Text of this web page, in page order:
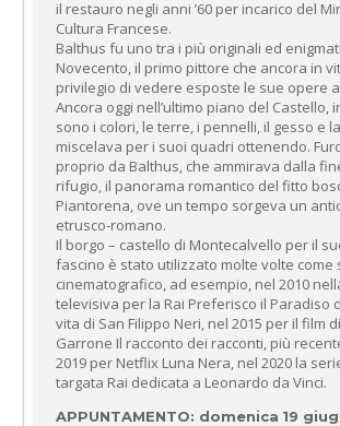
il restauro negli anni ’60 per incarico del
Cultura Francese.
Balthus fu uno tra i più originali ed
Novecento, il primo pittore che ancora in
privilegio di vedere esposte le sue opere
Ancora oggi nell’ultimo piano del Castello,
sono i colori, le terre, i pennelli, il gesso e
miscelava per i suoi quadri ottenendo.
proprio da Balthus, che ammirava dalla
rifugio, il panorama romantico del fitto
Piantorena, ove un tempo sorgeva un
etrusco-romano.
Il borgo – castello di Montecalvello per il
fascino è stato utilizzato molte volte come
cinematografico, ad esempio, nel 2010
televisiva per la Rai Preferisco il Paradiso
vita di San Filippo Neri, nel 2015 per il film
Garrone Il racconto dei racconti, più
2019 per Netflix Luna Nera, nel 2020 la
targata Rai dedicata a Leonardo da Vinci.
APPUNTAMENTO: domenica 19